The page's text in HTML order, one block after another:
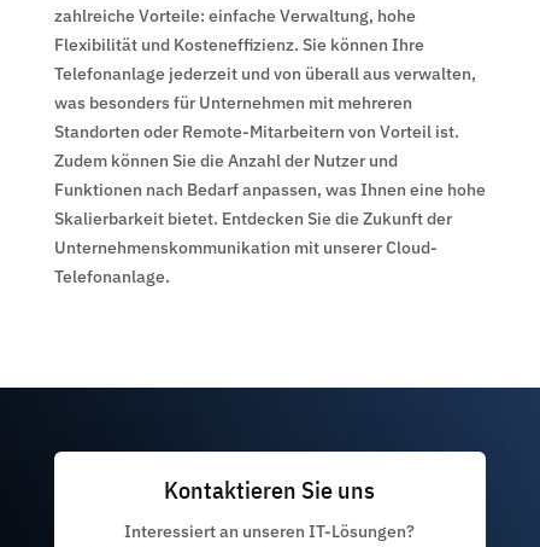
zahlreiche Vorteile: einfache Verwaltung, hohe
Flexibilität und Kosteneffizienz. Sie können Ihre
Telefonanlage jederzeit und von überall aus verwalten,
was besonders für Unternehmen mit mehreren
Standorten oder Remote-Mitarbeitern von Vorteil ist.
Zudem können Sie die Anzahl der Nutzer und
Funktionen nach Bedarf anpassen, was Ihnen eine hohe
Skalierbarkeit bietet. Entdecken Sie die Zukunft der
Unternehmenskommunikation mit unserer Cloud-
Telefonanlage.
Kontaktieren Sie uns
Interessiert an unseren IT-Lösungen?